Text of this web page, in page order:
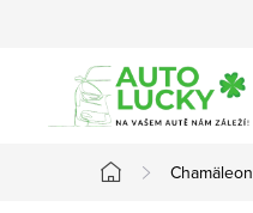
Domů
Chamäleon